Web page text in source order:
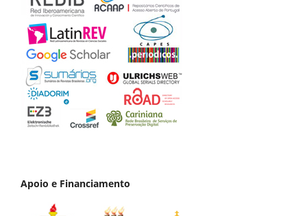
Apoio e Financiamento